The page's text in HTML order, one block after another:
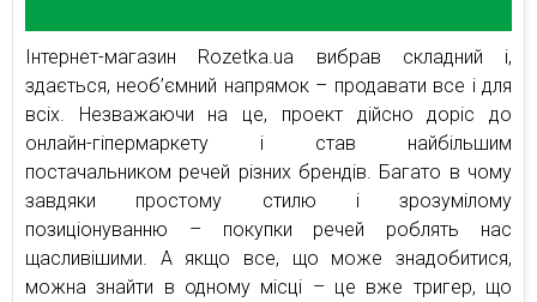
Інтернет-магазин Rozetka.ua вибрав складний і,
здається, необ’ємний напрямок – продавати все і для
всіх. Незважаючи на це, проект дійсно доріс до
онлайн-гіпермаркету і став найбільшим
постачальником речей різних брендів. Багато в чому
завдяки простому стилю і зрозумілому
позиціонуванню – покупки речей роблять нас
щасливішими. А якщо все, що може знадобитися,
можна знайти в одному місці – це вже тригер, що